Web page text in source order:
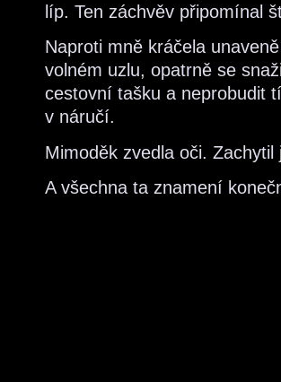
líp. Ten záchvěv připomínal
Naproti mně kráčela
volném uzlu, opatrně se
cestovní tašku a neprobudit
v náručí.
Mimoděk zvedla oči. Zachytil
A všechna ta znamení